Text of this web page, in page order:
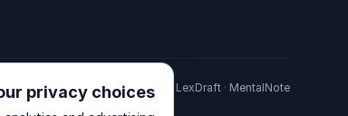
products by GenText Group: LexDraft · MentalNote
privacy choices